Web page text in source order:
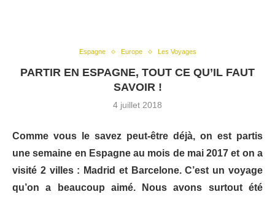
Espagne Europe Les Voyages
PARTIR EN ESPAGNE, TOUT CE QU’IL FAUT
SAVOIR !
4 juillet 2018
Comme vous le savez peut-être déjà, on est partis
une semaine en Espagne au mois de mai 2017 et on a
visité 2 villes : Madrid et Barcelone. C’est un voyage
qu’on a beaucoup aimé. Nous avons surtout été